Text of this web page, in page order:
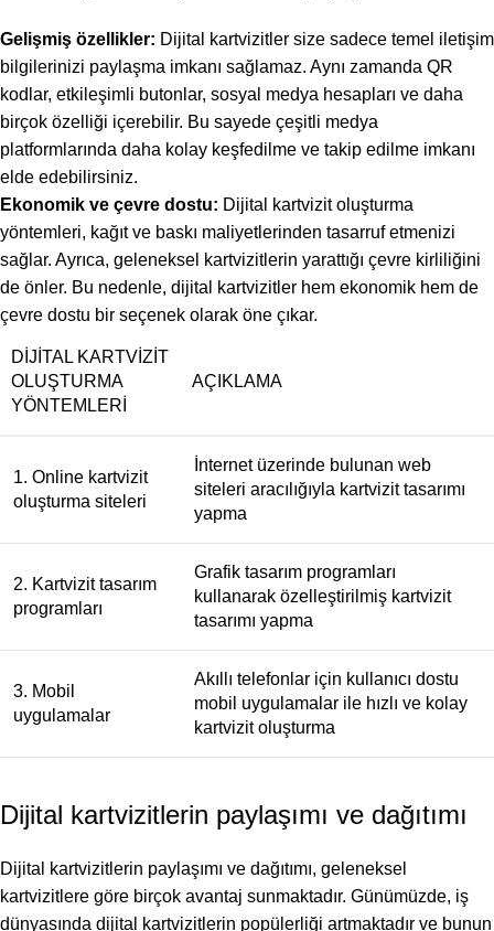
Gelişmiş özellikler: Dijital kartvizitler size sadece temel iletişim
bilgilerinizi paylaşma imkanı sağlamaz. Aynı zamanda QR
kodlar, etkileşimli butonlar, sosyal medya hesapları ve daha
birçok özelliği içerebilir. Bu sayede çeşitli medya
platformlarında daha kolay keşfedilme ve takip edilme imkanı
elde edebilirsiniz.
Ekonomik ve çevre dostu: Dijital kartvizit oluşturma
yöntemleri, kağıt ve baskı maliyetlerinden tasarruf etmenizi
sağlar. Ayrıca, geleneksel kartvizitlerin yarattığı çevre kirliliğini
de önler. Bu nedenle, dijital kartvizitler hem ekonomik hem de
çevre dostu bir seçenek olarak öne çıkar.
DIJITAL KARTVIZIT
OLUŞTURMA
YÖNTEMLERI
AÇIKLAMA
1. Online kartvizit
oluşturma siteleri
İnternet üzerinde bulunan web
siteleri aracılığıyla kartvizit tasarımı
yapma
2. Kartvizit tasarım
programları
Grafik tasarım programları
kullanarak özelleştirilmiş kartvizit
tasarımı yapma
3. Mobil
uygulamalar
Akıllı telefonlar için kullanıcı dostu
mobil uygulamalar ile hızlı ve kolay
kartvizit oluşturma
Dijital kartvizitlerin paylaşımı ve dağıtımı
Dijital kartvizitlerin paylaşımı ve dağıtımı, geleneksel
kartvizitlere göre birçok avantaj sunmaktadır. Günümüzde, iş
dünyasında dijital kartvizitlerin popülerliği artmaktadır ve bunun